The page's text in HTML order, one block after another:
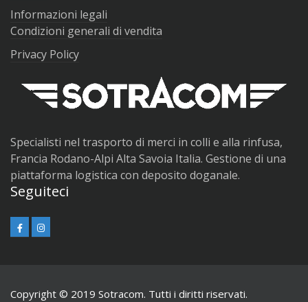
Informazioni legali
Condizioni generali di vendita
Privacy Policy
Specialisti nel trasporto di merci in colli e alla rinfusa,
Francia Rodano-Alpi Alta Savoia Italia. Gestione di una
piattaforma logistica con deposito doganale.
Seguiteci
Copyright © 2019 Sotracom. Tutti i diritti riservati.